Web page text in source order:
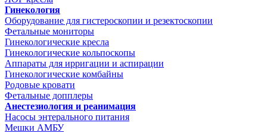
Гинекология
Оборудование для гистероскопии и резектоскопии
Фетальные мониторы
Гинекологические кресла
Гинекологические кольпоскопы
Аппараты для ирригации и аспирации
Гинекологические комбайны
Родовые кровати
Фетальные допплеры
Анестезиология и реанимация
Насосы энтерального питания
Мешки АМБУ